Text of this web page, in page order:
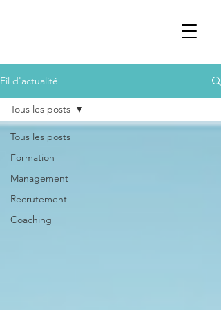
Fil d'actualité
Tous les posts
Formation
Management
Recrutement
Coaching
Tous les posts